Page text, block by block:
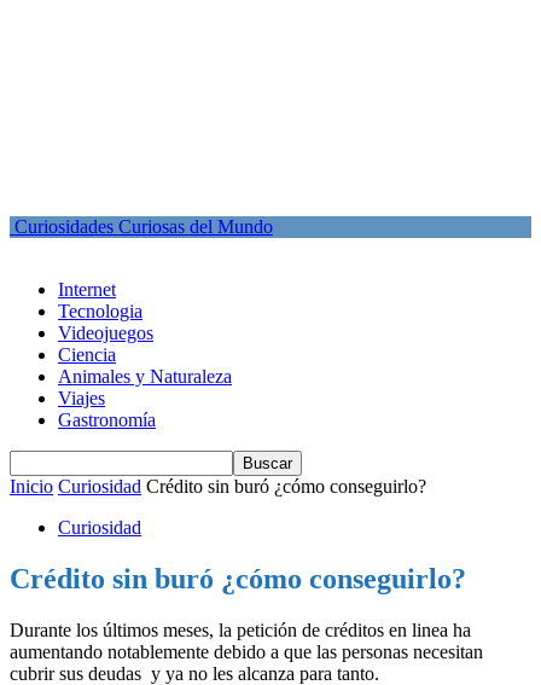
Curiosidades Curiosas del Mundo
Internet
Tecnologia
Videojuegos
Ciencia
Animales y Naturaleza
Viajes
Gastronomía
Inicio Curiosidad Crédito sin buró ¿cómo conseguirlo?
Curiosidad
Crédito sin buró ¿cómo conseguirlo?
Durante los últimos meses, la petición de créditos en linea ha
aumentando notablemente debido a que las personas necesitan
cubrir sus deudas y ya no les alcanza para tanto.